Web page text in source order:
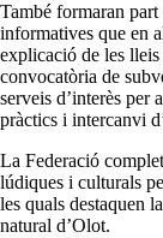
També formaran
informatives que en
explicació de les
convocatòria de
serveis d’interès per
pràctics i intercanvi
La Federació
lúdiques i culturals
les quals destaquen
natural d’Olot.